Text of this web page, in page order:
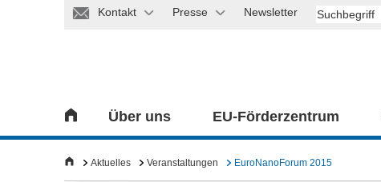
Kontakt Presse Newsletter
Über uns EU-Förderzentrum
Aktuelles Veranstaltungen EuroNanoForum 2015